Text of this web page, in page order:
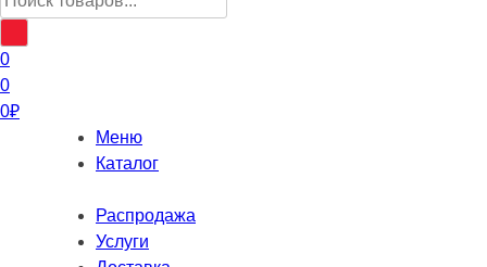
товаров
0
0
0₽
Меню
Каталог
Распродажа
Услуги